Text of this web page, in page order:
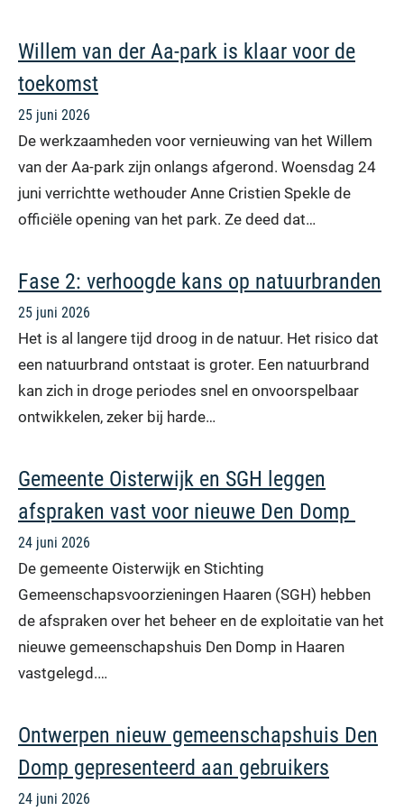
Willem van der Aa-park is klaar voor de
toekomst
25 juni 2026
De werkzaamheden voor vernieuwing van het Willem
van der Aa-park zijn onlangs afgerond. Woensdag 24
juni verrichtte wethouder Anne Cristien Spekle de
officiële opening van het park. Ze deed dat…
Fase 2: verhoogde kans op natuurbranden
25 juni 2026
Het is al langere tijd droog in de natuur. Het risico dat
een natuurbrand ontstaat is groter. Een natuurbrand
kan zich in droge periodes snel en onvoorspelbaar
ontwikkelen, zeker bij harde…
Gemeente Oisterwijk en SGH leggen
afspraken vast voor nieuwe Den Domp
24 juni 2026
De gemeente Oisterwijk en Stichting
Gemeenschapsvoorzieningen Haaren (SGH) hebben
de afspraken over het beheer en de exploitatie van het
nieuwe gemeenschapshuis Den Domp in Haaren
vastgelegd.…
Ontwerpen nieuw gemeenschapshuis Den
Domp gepresenteerd aan gebruikers
24 juni 2026